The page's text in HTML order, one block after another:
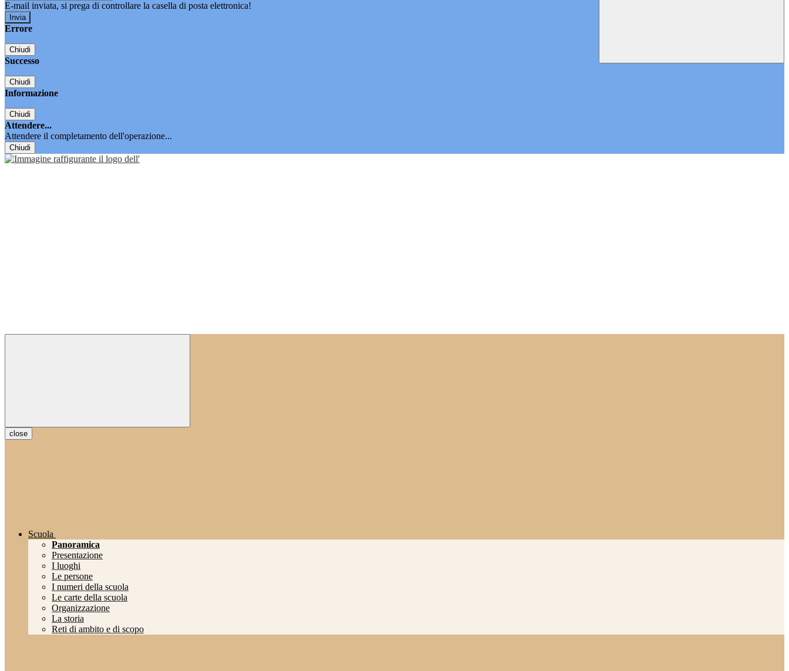
E-mail inviata, si prega di controllare la casella di posta elettronica!
Errore
Chiudi
Successo
Chiudi
Informazione
Chiudi
Attendere...
Attendere il completamento dell'operazione...
Chiudi
close
Scuola
Panoramica
Presentazione
I luoghi
Le persone
I numeri della scuola
Le carte della scuola
Organizzazione
La storia
Reti di ambito e di scopo